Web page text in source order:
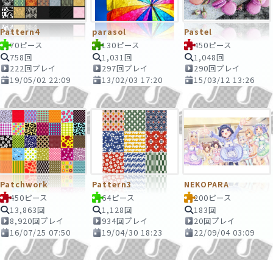
Pattern4
70ピース
758回
222回プレイ
19/05/02 22:09
parasol
130ピース
1,031回
297回プレイ
13/02/03 17:20
Pastel
450ピース
1,048回
290回プレイ
15/03/12 13:26
Patchwork
450ピース
13,863回
8,920回プレイ
16/07/25 07:50
Pattern3
64ピース
1,128回
934回プレイ
19/04/30 18:23
NEKOPARA
200ピース
183回
20回プレイ
22/09/04 03:09